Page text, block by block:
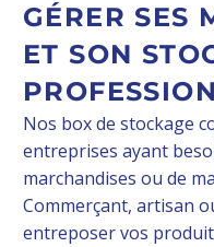
GÉRER SES
ET SON
Nos box de stockage
entreprises ayant
marchandises ou de
Commerçant, artisan
entreposer vos